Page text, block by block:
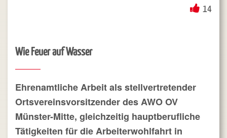
14
Wie Feuer auf Wasser
Ehrenamtliche Arbeit als stellvertretender
Ortsvereinsvorsitzender des AWO OV
Münster-Mitte, gleichzeitig hauptberufliche
Tätigkeiten für die Arbeiterwohlfahrt in